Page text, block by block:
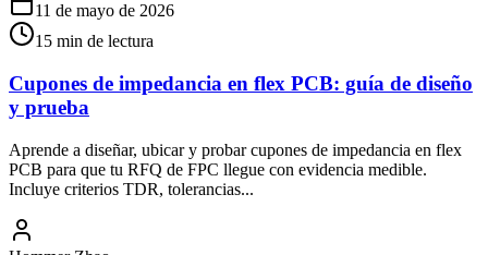
11 de mayo de 2026
15 min de lectura
Cupones de impedancia en flex PCB: guía de diseño
y prueba
Aprende a diseñar, ubicar y probar cupones de impedancia en flex
PCB para que tu RFQ de FPC llegue con evidencia medible.
Incluye criterios TDR, tolerancias...